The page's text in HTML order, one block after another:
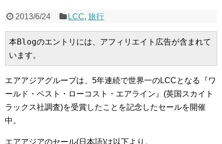
2013/6/24 LCC,旅行
本Blogのエントリには、アフィリエイト広告が含まれて
います。
エアアジアグループは、5年連続で世界一のLCCとなる『ワ
ールド・ベスト・ローコスト・エアライン』(英国スカイト
ラックス社調査)を受賞したことを記念したセールを開催
中。
エアアジアのセール(日本語)は以下より。